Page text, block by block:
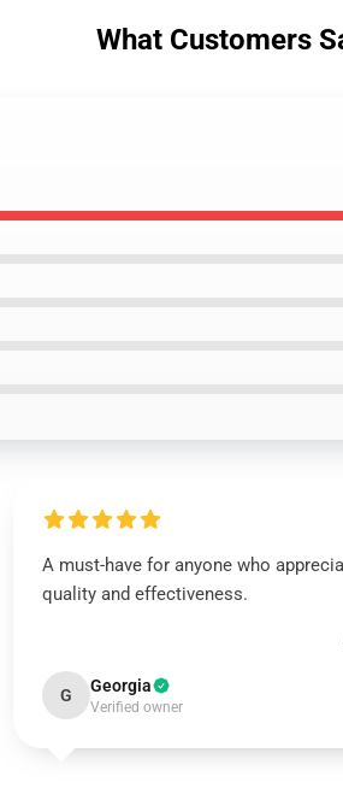
What Customers
A must-have for anyone who
quality and effectiveness.
G Georgia
Verified owner